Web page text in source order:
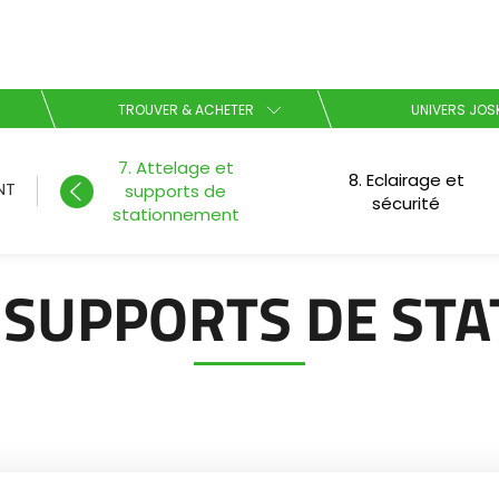
TROUVER & ACHETER UNIVERS
Sélectionnez votre langue
English
Télécharger la brochure
7. Attelage et
supports de
stationnement
8. Eclairage et
sécurité
DE